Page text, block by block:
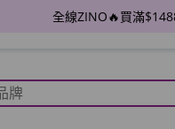
全線ZINO🔥買滿